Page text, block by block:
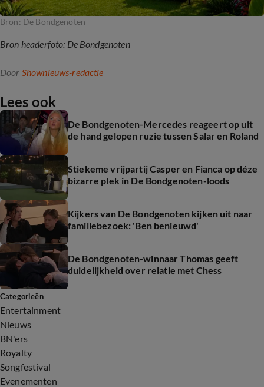
Bron: De Bondgenoten
Bron headerfoto: De Bondgenoten
Door Shownieuws-redactie
Lees ook
De Bondgenoten-Mercedes reageert op uit
de hand gelopen ruzie tussen Salar en Roland
Stiekeme vrijpartij Casper en Fianca op déze
bizarre plek in De Bondgenoten-loods
Kijkers van De Bondgenoten kijken uit naar
familiebezoek: 'Ben benieuwd'
De Bondgenoten-winnaar Thomas geeft
duidelijkheid over relatie met Chess
Categorieën
Entertainment
Nieuws
BN'ers
Royalty
Songfestival
Evenementen